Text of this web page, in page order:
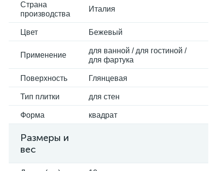
Страна
производства
Италия
Цвет Бежевый
Применение
для ванной / для гостиной /
для фартука
Поверхность Глянцевая
Тип плитки для стен
Форма квадрат
Размеры и
вес